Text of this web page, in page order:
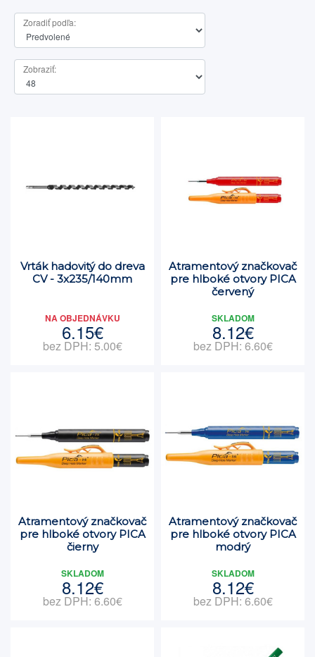
Zoradiť podľa:
Zobraziť:
Vrták hadovitý do dreva
CV - 3x235/140mm
NA OBJEDNÁVKU
6.15€
bez DPH: 5.00€
Atramentový značkovač
pre hlboké otvory PICA
červený
SKLADOM
8.12€
bez DPH: 6.60€
Atramentový značkovač
pre hlboké otvory PICA
čierny
SKLADOM
8.12€
bez DPH: 6.60€
Atramentový značkovač
pre hlboké otvory PICA
modrý
SKLADOM
8.12€
bez DPH: 6.60€